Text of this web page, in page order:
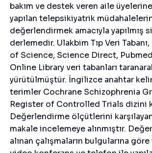
bakım ve destek veren aile
yapılan telepsikiyatrik
değerlendirmek amacıyla yapılmış
derlemedir. Ulakbim Tıp Veri
of Science, Science Direct,
Online Library veri tabanları
yürütülmüştür. İngilizce anahtar
terimler Cochrane Schizophrenia
Register of Controlled Trials dizini
Değerlendirme ölçütlerini
makale incelemeye alınmıştır.
alınan çalışmaların bulgularına